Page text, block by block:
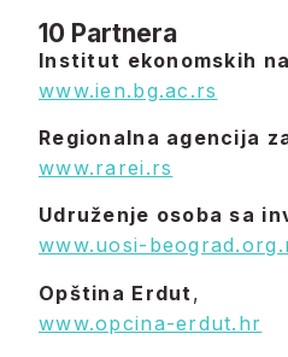
10 Partnera
Institut ekonomskih
www.ien.bg.ac.rs
Regionalna agencija
www.rarei.rs
Udruženje osoba sa
www.uosi-
Opština Erdut ,
www.opcina-erdut.hr